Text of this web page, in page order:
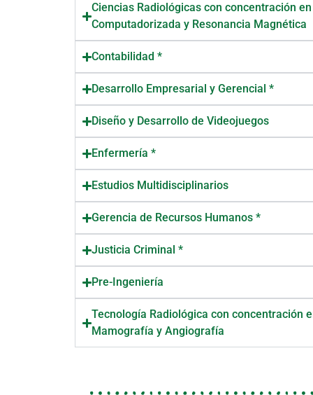
Ciencias Radiológicas con concentración
Computadorizada y Resonancia Magnética
Contabilidad *
Desarrollo Empresarial y Gerencial *
Diseño y Desarrollo de Videojuegos
Enfermería *
Estudios Multidisciplinarios
Gerencia de Recursos Humanos *
Justicia Criminal *
Pre-Ingeniería
Tecnología Radiológica con concentración
Mamografía y Angiografía